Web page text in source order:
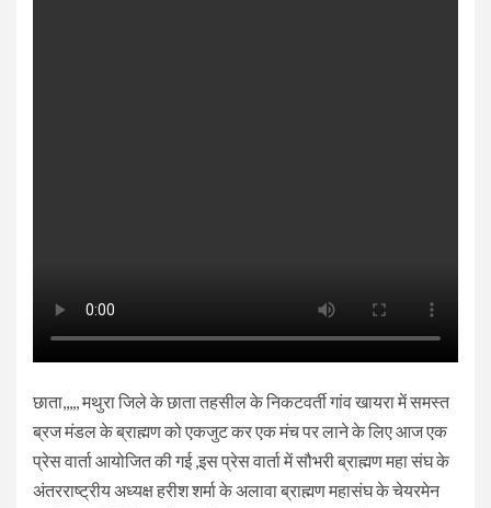
छाता,,,,, मथुरा जिले के छाता तहसील के निकटवर्ती गांव खायरा में समस्त
ब्रज मंडल के ब्राह्मण को एकजुट कर एक मंच पर लाने के लिए आज एक
प्रेस वार्ता आयोजित की गई ,इस प्रेस वार्ता में सौभरी ब्राह्मण महा संघ के
अंतरराष्ट्रीय अध्यक्ष हरीश शर्मा के अलावा ब्राह्मण महासंघ के चेयरमेन